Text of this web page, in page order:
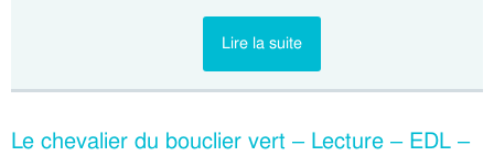
Lire la suite
Le chevalier du bouclier vert – Lecture – EDL –